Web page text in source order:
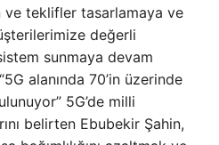
ve teklifler tasarlamaya ve
değerli
sunmaya devam
alanında 70’in üzerinde
5G’de milli
belirten Ebubekir Şahin,